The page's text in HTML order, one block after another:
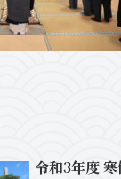
令和3年度